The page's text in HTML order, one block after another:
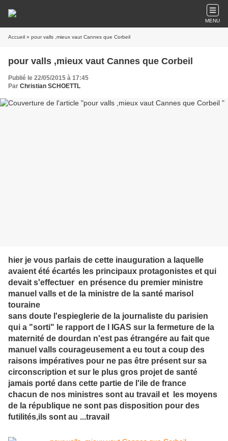
MENU
Accueil » pour valls ,mieux vaut Cannes que Corbeil
pour valls ,mieux vaut Cannes que Corbeil
Publié le 22/05/2015 à 17:45
Par Christian SCHOETTL
hier je vous parlais de cette inauguration a laquelle
avaient été écartés les principaux protagonistes et qui
devait s'effectuer en présence du premier ministre
manuel valls et de la ministre de la santé marisol
touraine
sans doute l'espieglerie de la journaliste du parisien
qui a "sorti" le rapport de l IGAS sur la fermeture de la
maternité de dourdan n'est pas étrangére au fait que
manuel valls courageusement a eu tout a coup des
raisons impératives pour ne pas être présent sur sa
circonscription et sur le plus gros projet de santé
jamais porté dans cette partie de l'ile de france
chacun de nos ministres sont au travail et les moyens
de la république ne sont pas disposition pour des
futilités,ils sont au ...travail